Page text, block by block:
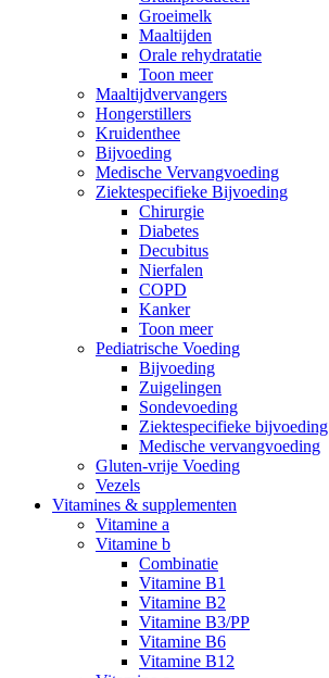
Groeimelk
Maaltijden
Orale rehydratatie
Toon meer
Maaltijdvervangers
Hongerstillers
Kruidenthee
Bijvoeding
Medische Vervangvoeding
Ziektespecifieke Bijvoeding
Chirurgie
Diabetes
Decubitus
Nierfalen
COPD
Kanker
Toon meer
Pediatrische Voeding
Bijvoeding
Zuigelingen
Sondevoeding
Ziektespecifieke bijvoeding
Medische vervangvoeding
Gluten-vrije Voeding
Vezels
Vitamines & supplementen
Vitamine a
Vitamine b
Combinatie
Vitamine B1
Vitamine B2
Vitamine B3/PP
Vitamine B6
Vitamine B12